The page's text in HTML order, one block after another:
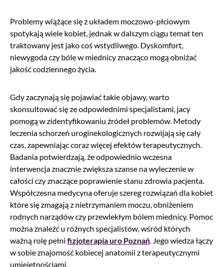
Problemy wiążące się z układem moczowo-płciowym
spotykają wiele kobiet, jednak w dalszym ciągu temat ten
traktowany jest jako coś wstydliwego. Dyskomfort,
niewygoda czy bóle w miednicy znacząco mogą obniżać
jakość codziennego życia.
Gdy zaczynają się pojawiać takie objawy, warto
skonsultować się ze odpowiednimi specjalistami, jacy
pomogą w zidentyfikowaniu źródeł problemów. Metody
leczenia schorzeń uroginekologicznych rozwijają się cały
czas, zapewniając coraz więcej efektów terapeutycznych.
Badania potwierdzają, że odpowiednio wczesna
interwencja znacznie zwiększa szanse na wyleczenie w
całości czy znaczące poprawienie stanu zdrowia pacjenta.
Współczesna medycyna oferuje szereg rozwiązań dla kobiet
które się zmagają z nietrzymaniem moczu, obniżeniem
rodnych narządów czy przewlekłym bólem miednicy. Pomoc
można znaleźć u różnych specjalistów, wśród których
ważną rolę pełni fizjoterapia uro Poznań. Jego wiedza łączy
w sobie znajomość kobiecej anatomii z terapeutycznymi
umiejętnościami.